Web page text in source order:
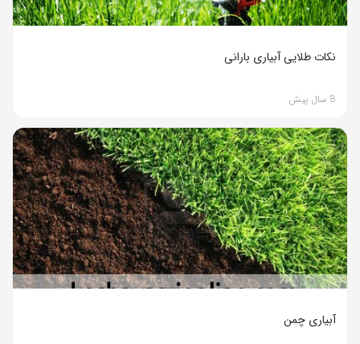
نکات طلایی آبیاری بارانی
8 سال پیش
آبیاری چمن